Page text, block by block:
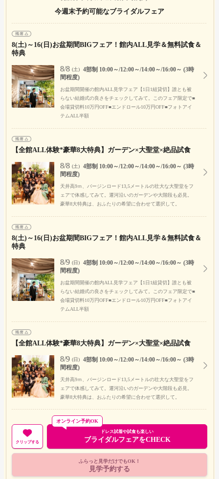
今週末予約可能なブライダルフェア
8(土)～16(日)お盆期間BIGフェア！館内ALL見学＆無料試食＆
特典
8/8 (土)
4部制 10:00～/12:00～/14:00～/16:00～ (3時
間程度)
お盆期間開催の館内ALL見学フェア【1日1組貸切】誰とも被
らない結婚式の良さをチェックしてみて。このフェア限定で■
会場貸切料10万円OFF■エンドロール10万円OFF■フォトアイ
テムALL半額
【全館ALL体験*豪華8大特典】ガーデン×大聖堂×絶品試食
8/8 (土)
4部制 10:00～/12:00～/14:00～/16:00～ (3時
間程度)
天井高9ｍ、バージンロード13,5メートルの壮大な大聖堂をフ
ェアで体感してみて。運河沿いのガーデンや大階段も必見。
豪華8大特典は、おふたりの希望に合わせて選択して。
8(土)～16(日)お盆期間BIGフェア！館内ALL見学＆無料試食＆
特典
8/9 (日)
4部制 10:00～/12:00～/14:00～/16:00～ (3時
間程度)
お盆期間開催の館内ALL見学フェア【1日1組貸切】誰とも被
らない結婚式の良さをチェックしてみて。このフェア限定で■
会場貸切料10万円OFF■エンドロール10万円OFF■フォトアイ
テムALL半額
【全館ALL体験*豪華8大特典】ガーデン×大聖堂×絶品試食
8/9 (日)
4部制 10:00～/12:00～/14:00～/16:00～ (3時
間程度)
天井高9ｍ、バージンロード13,5メートルの壮大な大聖堂をフ
ェアで体感してみて。運河沿いのガーデンや大階段も必見。
豪華8大特典は、おふたりの希望に合わせて選択して。
クリップする
ドレス試着や試食も楽しい
ブライダルフェアをCHECK
オンライン予約OK
ふらっと見学だけでもOK！
見学予約する